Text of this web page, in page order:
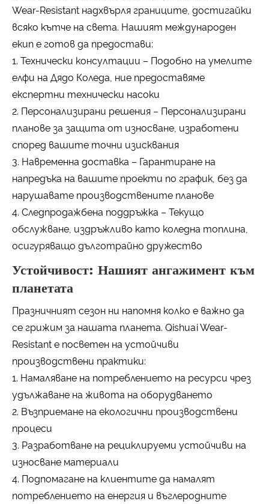
Wear-Resistant надхвърля границите, достигайки
всяко кътче на света. Нашият международен
екип е готов да предостави:
1. Технически консултации – Подобно на умелите
елфи на Дядо Коледа, ние предоставяме
експертни технически насоки
2. Персонализирани решения – Персонализирани
планове за защита от износване, изработени
според вашите точни изисквания
3. Навременна доставка – Гарантиране на
напредъка на вашите проекти по график, без да
нарушавате производствените планове
4. Следпродажбена поддръжка – Текущо
обслужване, издръжливо като коледна топлина,
осигуряващо дълготрайно дружество
Устойчивост: Нашият ангажимент към
планетата
Празничният сезон ни напомня колко е важно да
се грижим за нашата планета. Qishuai Wear-
Resistant е посветен на устойчиви
производствени практики:
1. Намаляване на потреблението на ресурси чрез
удължаване на живота на оборудването
2. Възприемане на екологични производствени
процеси
3. Разработване на рециклируеми устойчиви на
износване материали
4. Подпомагане на клиентите да намалят
потреблението на енергия и въглеродните